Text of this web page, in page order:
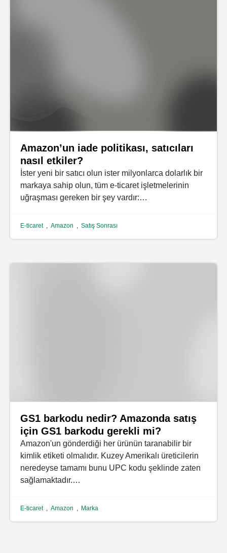
Amazon’un iade politikası, satıcıları
nasıl etkiler?
İster yeni bir satıcı olun ister milyonlarca dolarlık bir
markaya sahip olun, tüm e-ticaret işletmelerinin
uğraşması gereken bir şey vardır:…
E-ticaret Amazon Satış Sonrası
GS1 barkodu nedir? Amazonda satış
için GS1 barkodu gerekli mi?
Amazon'un gönderdiği her ürünün taranabilir bir
kimlik etiketi olmalıdır. Kuzey Amerikalı üreticilerin
neredeyse tamamı bunu UPC kodu şeklinde zaten
sağlamaktadır.…
E-ticaret , Amazon , Marka